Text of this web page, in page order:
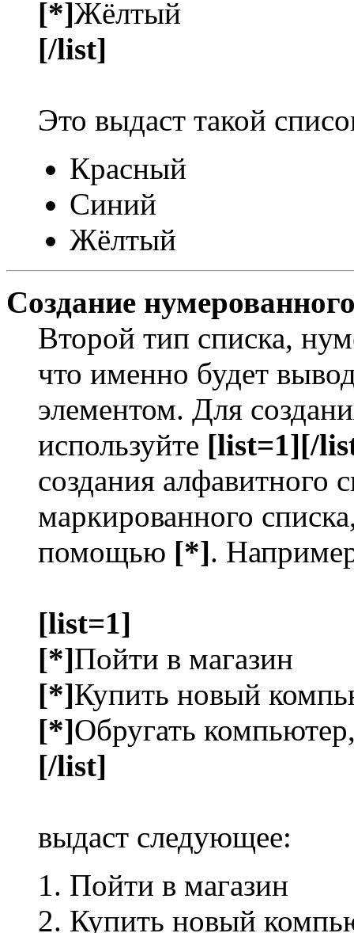
[*]Жёлтый
[/list]
Это выдаст такой
Красный
Синий
Жёлтый
Создание
Второй тип списка,
что именно будет
элементом. Для
используйте [list=1][/
создания алфавитного
маркированного
помощью [*].
[list=1]
[*]Пойти в магазин
[*]Купить новый
[*]Обругать
[/list]
выдаст следующее:
Пойти в магазин
Купить новый